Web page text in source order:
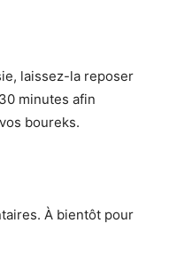
laissez-la reposer
minutes afin
boureks.
À bientôt pour